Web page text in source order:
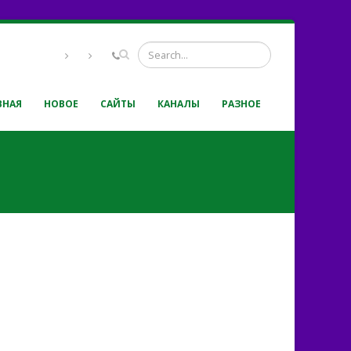
НОВОЕ САЙТЫ КАНАЛЫ РАЗНОЕ